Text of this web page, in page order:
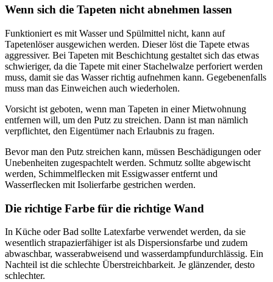
Wenn sich die Tapeten nicht abnehmen lassen
Funktioniert es mit Wasser und Spülmittel nicht, kann auf
Tapetenlöser ausgewichen werden. Dieser löst die Tapete etwas
aggressiver. Bei Tapeten mit Beschichtung gestaltet sich das etwas
schwieriger, da die Tapete mit einer Stachelwalze perforiert werden
muss, damit sie das Wasser richtig aufnehmen kann. Gegebenenfalls
muss man das Einweichen auch wiederholen.
Vorsicht ist geboten, wenn man Tapeten in einer Mietwohnung
entfernen will, um den Putz zu streichen. Dann ist man nämlich
verpflichtet, den Eigentümer nach Erlaubnis zu fragen.
Bevor man den Putz streichen kann, müssen Beschädigungen oder
Unebenheiten zugespachtelt werden. Schmutz sollte abgewischt
werden, Schimmelflecken mit Essigwasser entfernt und
Wasserflecken mit Isolierfarbe gestrichen werden.
Die richtige Farbe für die richtige Wand
In Küche oder Bad sollte Latexfarbe verwendet werden, da sie
wesentlich strapazierfähiger ist als Dispersionsfarbe und zudem
abwaschbar, wasserabweisend und wasserdampfundurchlässig. Ein
Nachteil ist die schlechte Überstreichbarkeit. Je glänzender, desto
schlechter.